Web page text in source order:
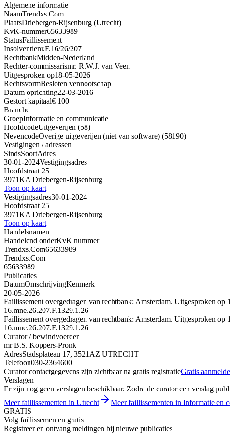
Algemene informatie
NaamTrendxs.Com
PlaatsDriebergen-Rijsenburg (Utrecht)
KvK-nummer65633989
StatusFaillissement
Insolventienr.F.16/26/207
RechtbankMidden-Nederland
Rechter-commissarismr. R.W.J. van Veen
Uitgesproken op18-05-2026
RechtsvormBesloten vennootschap
Datum oprichting22-03-2016
Gestort kapitaal€ 100
Branche
GroepInformatie en communicatie
HoofdcodeUitgeverijen (58)
NevencodeOverige uitgeverijen (niet van software) (58190)
Vestigingen / adressen
SindsSoortAdres
30-01-2024Vestigingsadres
Hoofdstraat 25
3971KA Driebergen-Rijsenburg
Toon op kaart
Vestigingsadres30-01-2024
Hoofdstraat 25
3971KA Driebergen-Rijsenburg
Toon op kaart
Handelsnamen
Handelend onderKvK nummer
Trendxs.Com65633989
Trendxs.Com
65633989
Publicaties
DatumOmschrijvingKenmerk
20-05-2026
Faillissement overgedragen van rechtbank: Amsterdam. Uitgesproken op
16.mne.26.207.F.1329.1.26
Faillissement overgedragen van rechtbank: Amsterdam. Uitgesproken op
16.mne.26.207.F.1329.1.26
Curator / bewindvoerder
mr B.S. Koppers-Pronk
AdresStadsplateau 17, 3521AZ UTRECHT
Telefoon030-2364600
Curator contactgegevens zijn zichtbaar na gratis registratieGratis
Verslagen
Er zijn nog geen verslagen beschikbaar. Zodra de curator een verslag
Meer faillissementen in Utrecht
Meer faillissementen in Informatie en
GRATIS
Volg faillissementen gratis
Registreer en ontvang meldingen bij nieuwe publicaties